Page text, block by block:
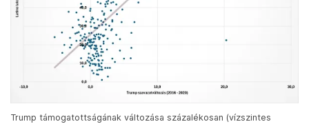
Trump támogatottságának változása százalékosan (vízszintes